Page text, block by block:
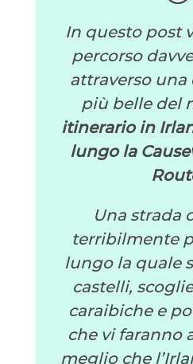
In questo post
percorso
attraverso una
più belle del
itinerario in
lungo la
Una strada
terribilmente
lungo la quale
castelli,
caraibiche e
che vi faranno
meglio che